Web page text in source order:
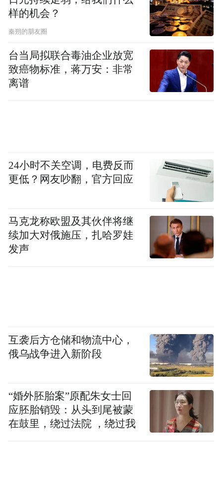
样的机会？
秦朔的朋友圈
台当局拟联合毒油企业放宽
致癌物标准，蒋万安：非常
离谱
24小时不关空调，电费反而
更低？网友吵翻，官方回应
马克龙称欧盟及其伙伴将继
续加大对俄施压，扎哈罗娃
发声
互袭后方仓储和物流中心，
俄乌战争进入新阶段
“婚外胚胎案”原配朱女士回
应胚胎销毁：从头到尾被蒙
在鼓里，绕过法院 ，绕过我